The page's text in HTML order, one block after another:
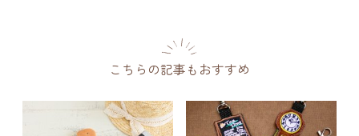
こちらの記事もおすすめ